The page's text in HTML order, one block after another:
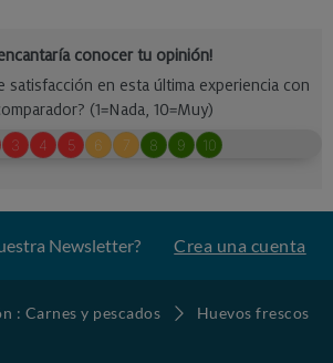
Newsletter? Crea una cuenta
: Carnes y pescados
Huevos frescos